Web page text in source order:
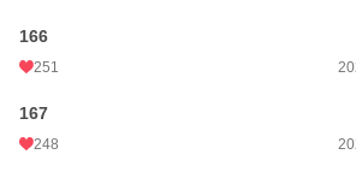
166
251
167
248